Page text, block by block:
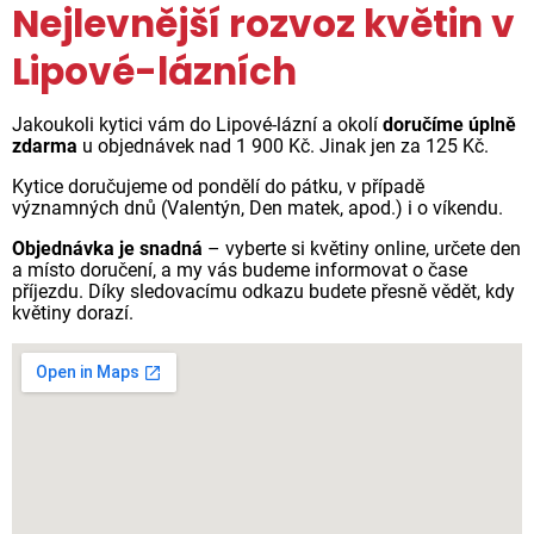
Nejlevnější rozvoz květin v
Lipové-lázních
Jakoukoli kytici vám do Lipové-lázní a okolí doručíme úplně
zdarma u objednávek nad 1 900 Kč. Jinak jen za 125 Kč.
Kytice doručujeme od pondělí do pátku, v případě
významných dnů (Valentýn, Den matek, apod.) i o víkendu.
Objednávka je snadná – vyberte si květiny online, určete den
a místo doručení, a my vás budeme informovat o čase
příjezdu. Díky sledovacímu odkazu budete přesně vědět, kdy
květiny dorazí.